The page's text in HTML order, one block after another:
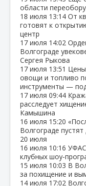
области
18 июля 13:14 От
готовят к
центр
17 июля 14:02
Волгограде
Сергея Рыкова
17 июля 13:51 Цены
овощи и топливо
инструменты —
17 июля 09:44
расследует
Камышина
16 июля 15:20
Волгограде
20 июля
16 июля 10:16 УФАС
клубных
15 июля 10:03 В
за похищение и
14 июля 17:02